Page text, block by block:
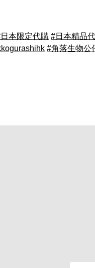
本限定代購 #日本精品
#角落生物公